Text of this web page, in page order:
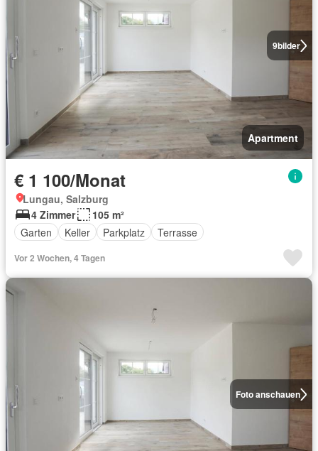
9bilder
Apartment
€ 1 100/Monat
Lungau, Salzburg
4 Zimmer
105 m²
Garten
Keller Parkplatz Terrasse
Vor 2 Wochen, 4 Tagen
Foto anschauen